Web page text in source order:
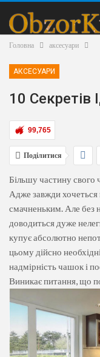
Головна аксесуари
АКСЕСУАРИ
10 Секретів
99,765
Поділитися
Більшу частину свого
Адже завжди
смачненьким. Але без
доводиться дуже
купує абсолютно
цьому дійсно
надмірність чашок і
Виникає питання, що